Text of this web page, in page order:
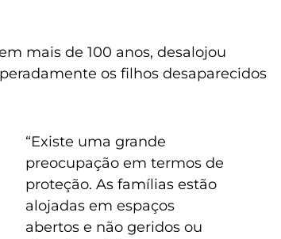
mais de 100 anos, desalojou
os filhos desaparecidos
“Existe uma grande
preocupação em termos de
proteção. As famílias estão
alojadas em espaços
abertos e não geridos ou